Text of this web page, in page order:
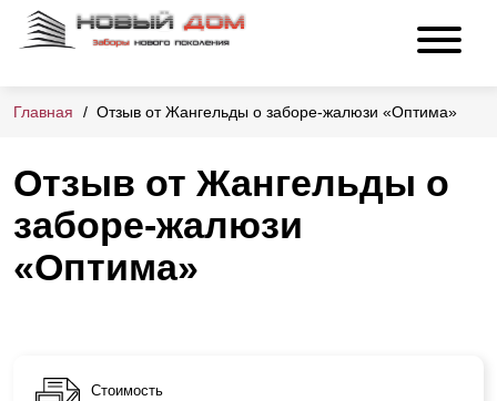
Главная Отзыв от Жангельды о заборе-жалюзи «Оптима»
Отзыв от Жангельды о
заборе-жалюзи
«Оптима»
Стоимость